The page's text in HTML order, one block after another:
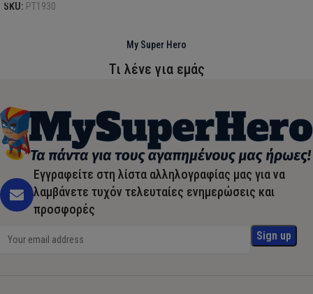
SKU: PT1930
My Super Hero
Τι λένε για εμάς
Εγγραφείτε στη λίστα αλληλογραφίας μας για να
λαμβάνετε τυχόν τελευταίες ενημερώσεις και
προσφορές